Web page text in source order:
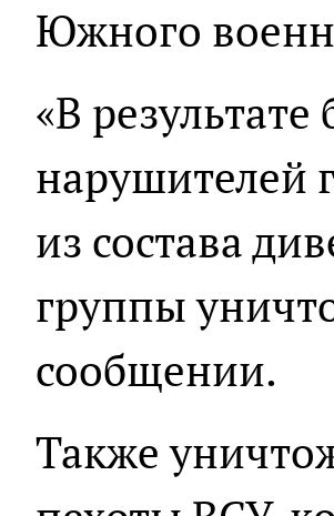
Южного
«В
нарушителей
из состава
группы
сообщении.
Также